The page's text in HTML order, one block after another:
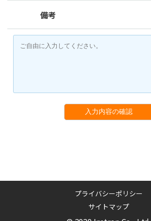
備考
入力内容の確認
プライバシーポリシー
サイトマップ